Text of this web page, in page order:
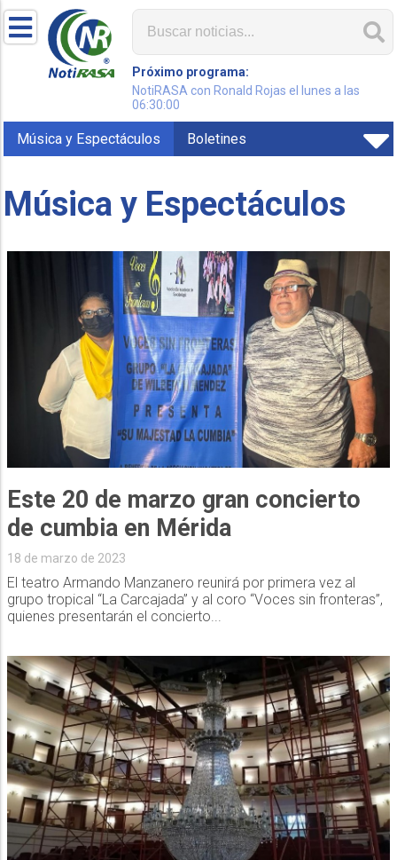
Próximo programa:
NotiRASA con Ronald Rojas el lunes a las
06:30:00
Música y Espectáculos Boletines
Música y Espectáculos
Este 20 de marzo gran concierto
de cumbia en Mérida
18 de marzo de 2023
El teatro Armando Manzanero reunirá por primera vez al
grupo tropical “La Carcajada” y al coro “Voces sin fronteras”,
quienes presentarán el concierto...